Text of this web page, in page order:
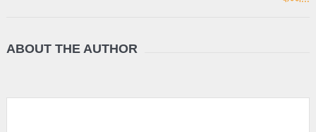
ABOUT THE AUTHOR